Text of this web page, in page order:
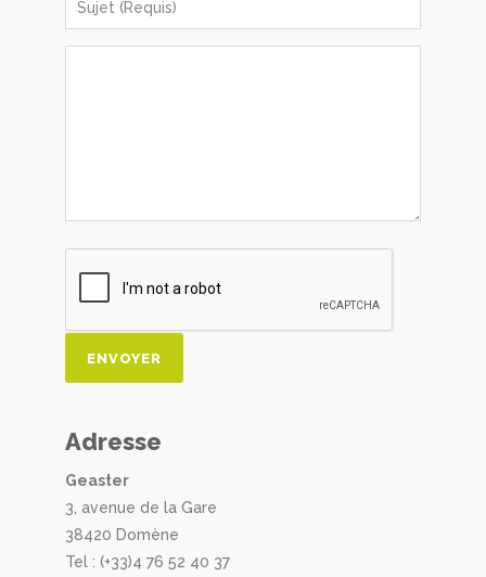
Adresse
Geaster
3, avenue de la Gare
38420 Domène
Tel : (+33)4 76 52 40 37